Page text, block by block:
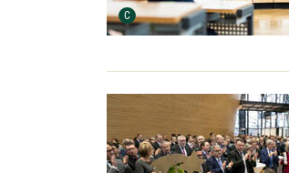
C Urheber der Grafik: